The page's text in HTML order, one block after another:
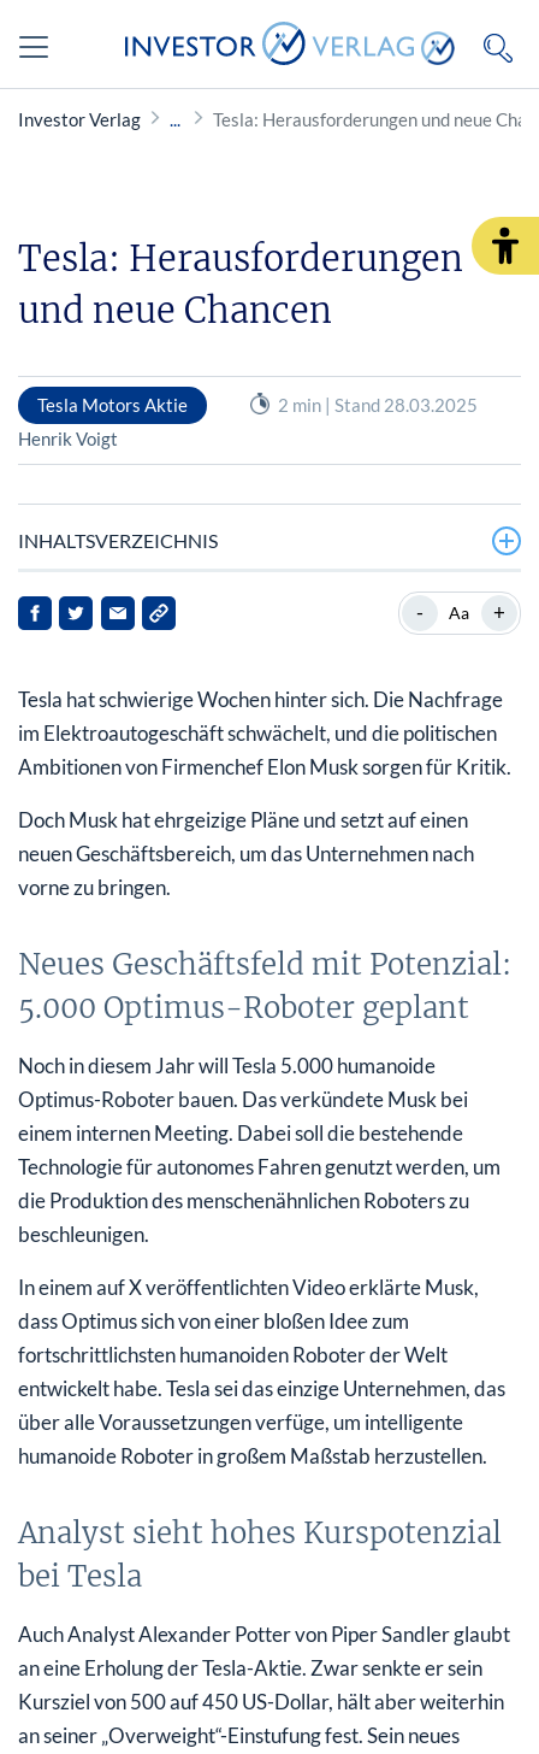
Investor Verlag Tesla: Herausforderungen und neue
Tesla: Herausforderungen
und neue Chancen
Tesla Motors Aktie
2 min | Stand 28.03.2025
Henrik Voigt
INHALTSVERZEICHNIS
Neues Geschäftsfeld mit Potenzial: 5.000 Optimus-
Roboter geplant
Fazit
- Aa +
Tesla hat schwierige Wochen hinter sich. Die Nachfrage
im Elektroautogeschäft schwächelt, und die politischen
Ambitionen von Firmenchef Elon Musk sorgen für Kritik.
Doch Musk hat ehrgeizige Pläne und setzt auf einen
neuen Geschäftsbereich, um das Unternehmen nach
vorne zu bringen.
Neues Geschäftsfeld mit Potenzial:
5.000 Optimus-Roboter geplant
Noch in diesem Jahr will Tesla 5.000 humanoide
Optimus-Roboter bauen. Das verkündete Musk bei
einem internen Meeting. Dabei soll die bestehende
Technologie für autonomes Fahren genutzt werden, um
die Produktion des menschenähnlichen Roboters zu
beschleunigen.
In einem auf X veröffentlichten Video erklärte Musk,
dass Optimus sich von einer bloßen Idee zum
fortschrittlichsten humanoiden Roboter der Welt
entwickelt habe. Tesla sei das einzige Unternehmen, das
über alle Voraussetzungen verfüge, um intelligente
humanoide Roboter in großem Maßstab herzustellen.
Analyst sieht hohes Kurspotenzial
bei Tesla
Auch Analyst Alexander Potter von Piper Sandler glaubt
an eine Erholung der Tesla-Aktie. Zwar senkte er sein
Kursziel von 500 auf 450 US-Dollar, hält aber weiterhin
an seiner „Overweight“-Einstufung fest. Sein neues